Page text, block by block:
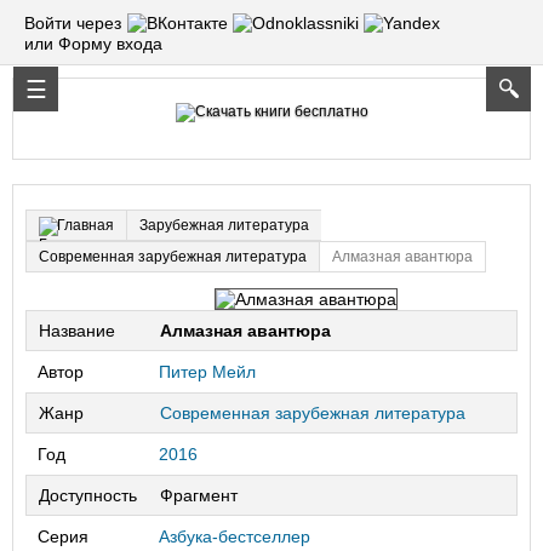
Войти через
или Форму входа
Главная
Зарубежная литература
Современная зарубежная литература
Алмазная авантюра
Название Алмазная авантюра
Автор Питер Мейл
Жанр Современная зарубежная литература
Год 2016
Доступность Фрагмент
Серия Азбука-бестселлер